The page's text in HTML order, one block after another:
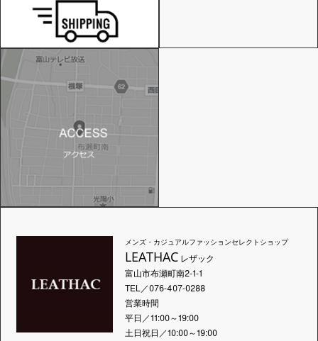
メンズ・カジュアルファッションセレクトショップ
LEATHACレザック
富山市布瀬町南2-1-1
TEL／076-407-0288
営業時間
平日／11:00～19:00
土日祝日／10:00～19:00